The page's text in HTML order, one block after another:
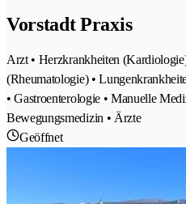
Vorstadt Praxis
Arzt • Herzkrankheiten
(Rheumatologie) •
• Gastroenterologie • Manuelle
Bewegungsmedizin • Ärzte
Geöffnet